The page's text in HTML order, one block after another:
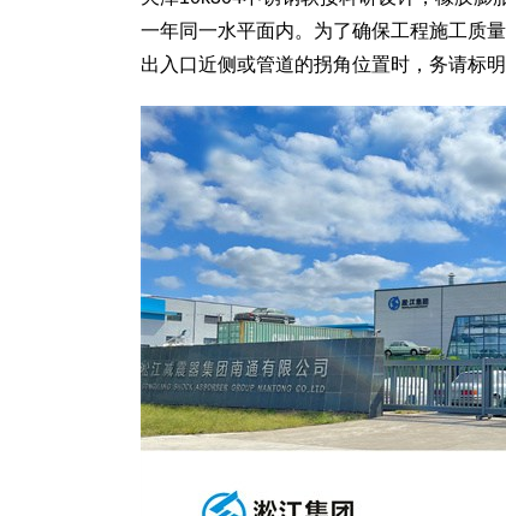
一年同一水平面内。为了确保工程施工质
出入口近侧或管道的拐角位置时，务请标明